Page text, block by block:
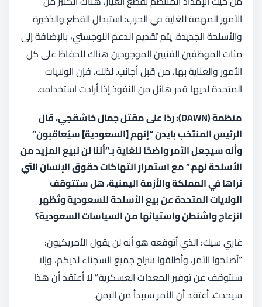
الأمور المهمة للغاية في الحرب: استبدال القطع والذخيرة
والأسلحة الجديدة. يتم تقديم الدعم اللوجستي، بالإضافة إلى
مئات الموظفين الفنيين الموجودين هناك للحفاظ على كل
الأمور والعناية بها، من قبل أجانب. لذلك، فإن الولايات
المتحدة لديها قدر هائل من النفوذ إذا أرادت استخدامه.
منظمة (DAWN): ردًا على مقتل جمال خاشقجي، قال
الرئيس المنتخب بايدن “إنهم [السعودية] سيُعاقبون”
وأنه سيجعل الأمر واضحًا للغاية بـ”أننا لن نبيع المزيد من
الأسلحة لهم.” مع استمرار انتهاكات حقوق الإنسان التي
نراها في المملكة والأزمة اليمنية، هل ستتوقف
الولايات المتحدة عن بيع الأسلحة للسعودية وتُظهر
انزعاج واشنطن واستيائها من السياسات السعودية؟
غاري سيك: الذي أتوقعه هو أنه لن يقول الأمريكيون:
“أصلحوا الأمر، وأطلقوا سراح جميع السجناء لديكم، وإلا
سنتوقف عن توفير المعدات العسكرية.” لا أعتقد أن هذا
سيحدث. أعتقد أن الأمر سيبدأ من اليمن.